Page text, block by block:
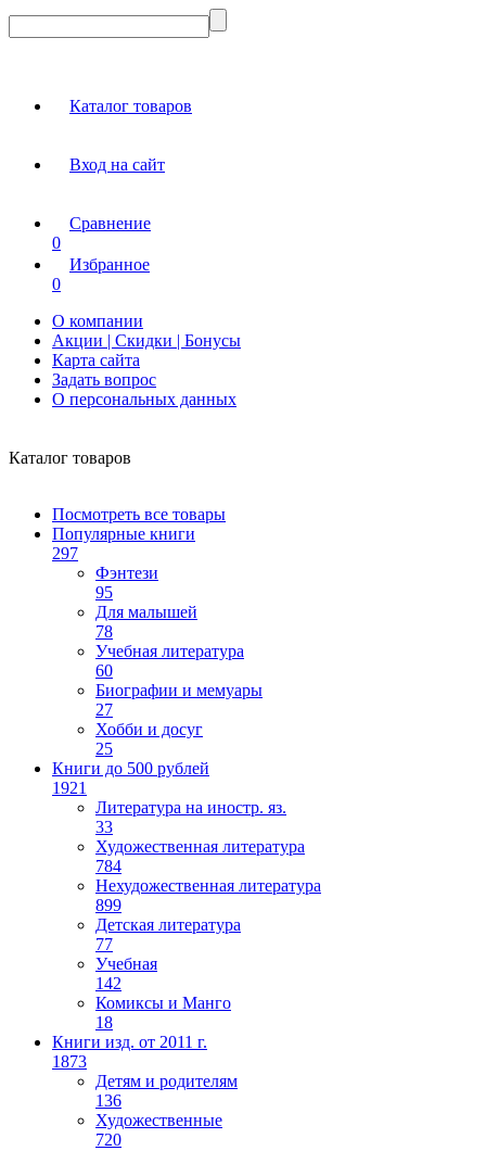
Каталог товаров
Вход на сайт
Сравнение
0
Избранное
0
О компании
Акции | Скидки | Бонусы
Карта сайта
Задать вопрос
О персональных данных
Каталог товаров
Посмотреть все товары
Популярные книги
297
Фэнтези
95
Для малышей
78
Учебная литература
60
Биографии и мемуары
27
Хобби и досуг
25
Книги до 500 рублей
1921
Литература на иностр. яз.
33
Художественная литература
784
Нехудожественная литература
899
Детская литература
77
Учебная
142
Комиксы и Манго
18
Книги изд. от 2011 г.
1873
Детям и родителям
136
Художественные
720